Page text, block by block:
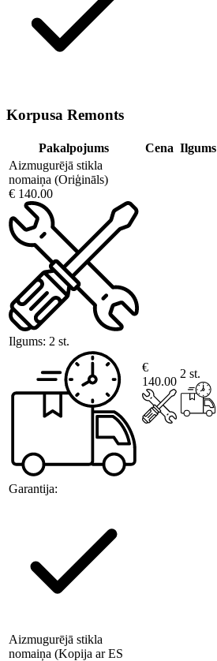
Korpusa Remonts
Pakalpojums Cena Ilgums
Aizmugurējā stikla
nomaiņa (Oriģināls)
€ 140.00
Ilgums: 2 st.
Garantija:
€
140.00
2 st.
Aizmugurējā stikla
nomaiņa (Kopija ar ES